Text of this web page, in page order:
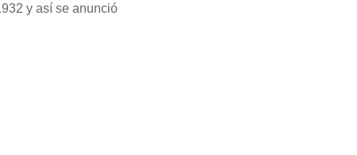
y así se anunció